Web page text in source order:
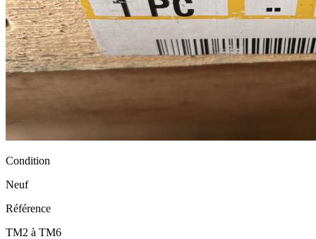
Condition
Neuf
Référence
TM2 à TM6